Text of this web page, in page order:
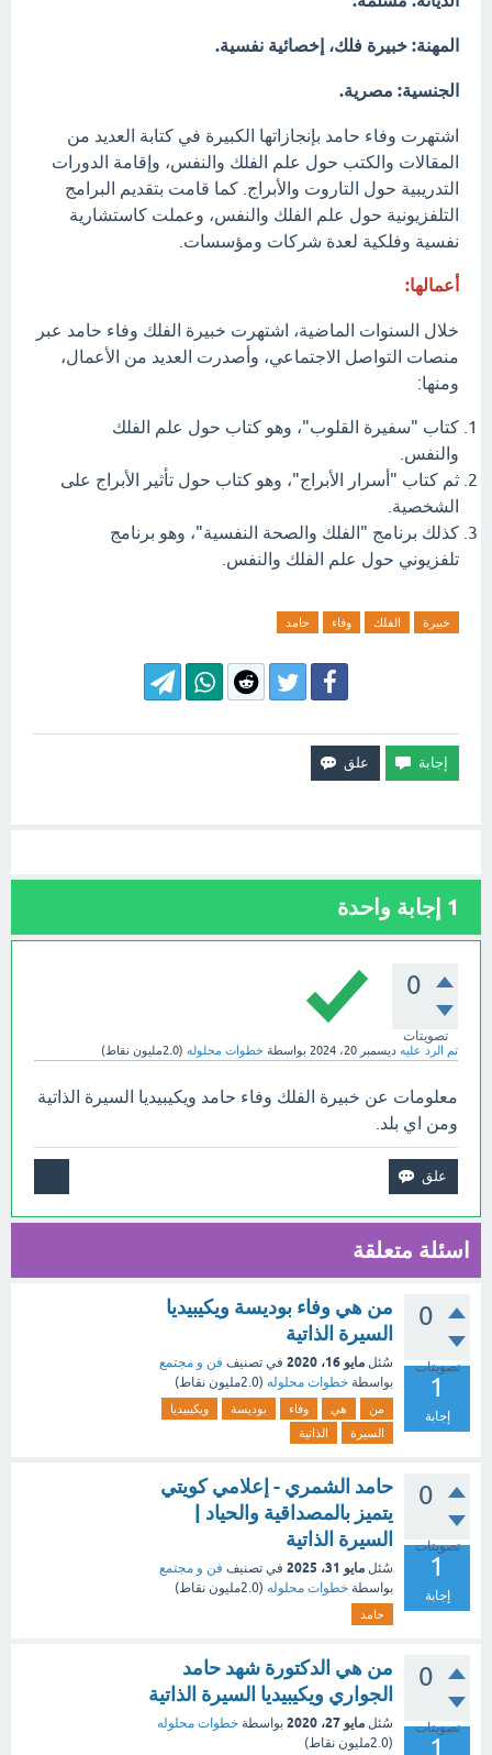
المهنة: خبيرة فلك، إخصائية نفسية.
الجنسية: مصرية.
اشتهرت وفاء حامد بإنجازاتها الكبيرة في كتابة العديد من
المقالات والكتب حول علم الفلك والنفس، وإقامة الدورات
التدريبية حول التاروت والأبراج. كما قامت بتقديم البرامج
التلفزيونية حول علم الفلك والنفس، وعملت كاستشارية
نفسية وفلكية لعدة شركات ومؤسسات.
أعمالها:
خلال السنوات الماضية، اشتهرت خبيرة الفلك وفاء حامد عبر
منصات التواصل الاجتماعي، وأصدرت العديد من الأعمال،
ومنها:
كتاب "سفيرة القلوب"، وهو كتاب حول علم الفلك
والنفس.
ثم كتاب "أسرار الأبراج"، وهو كتاب حول تأثير الأبراج على
الشخصية.
كذلك برنامج "الفلك والصحة النفسية"، وهو برنامج
تلفزيوني حول علم الفلك والنفس.
خبيرة الفلك وفاء حامد
1 إجابة واحدة
0
تصويتات
تم الرد عليه ديسمبر 20، 2024 بواسطة خطوات محلوله (2.0مليون نقاط)
معلومات عن خبيرة الفلك وفاء حامد ويكيبيديا السيرة الذاتية
ومن اي بلد.
اسئلة متعلقة
0
تصويتات
1
إجابة
من هي وفاء بوديسة ويكيبيديا
السيرة الذاتية
سُئل مايو 16، 2020 في تصنيف فن و مجتمع
بواسطة خطوات محلوله (2.0مليون نقاط)
من هي وفاء بوديسة
ويكيبيديا
السيرة
الذاتية
0
تصويتات
1
إجابة
حامد الشمري - إعلامي كويتي
يتميز بالمصداقية والحياد |
السيرة الذاتية
سُئل مايو 31، 2025 في تصنيف فن و مجتمع
بواسطة خطوات محلوله (2.0مليون نقاط)
حامد
0
تصويتات
1
من هي الدكتورة شهد حامد
الجواري ويكيبيديا السيرة الذاتية
سُئل مايو 27، 2020 بواسطة خطوات محلوله
(2.0مليون نقاط)